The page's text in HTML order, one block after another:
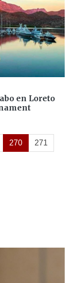
en Loreto
270 271